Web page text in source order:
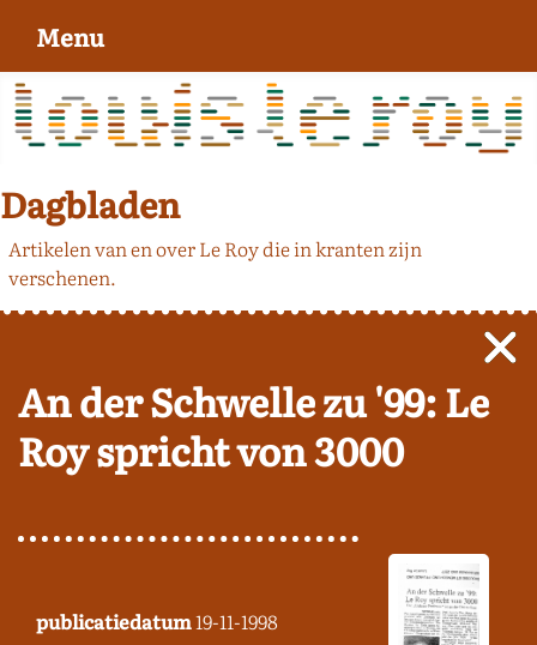
Dagbladen
Artikelen van en over Le Roy die in kranten zijn
verschenen.
An der Schwelle zu '99: Le
Roy spricht von 3000
publicatiedatum19-11-1998
Menu